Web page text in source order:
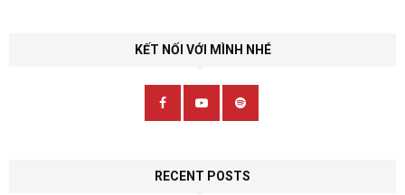
KẾT NỐI VỚI MÌNH NHÉ
RECENT POSTS